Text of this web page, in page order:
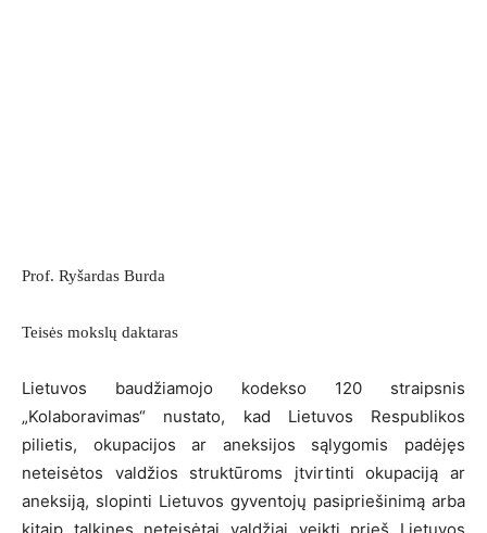
Prof. Ryšardas Burda
Teisės mokslų daktaras
Lietuvos baudžiamojo kodekso 120 straipsnis
„Kolaboravimas“ nustato, kad Lietuvos Respublikos
pilietis, okupacijos ar aneksijos sąlygomis padėjęs
neteisėtos valdžios struktūroms įtvirtinti okupaciją ar
aneksiją, slopinti Lietuvos gyventojų pasipriešinimą arba